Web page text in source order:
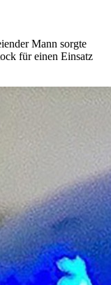
Mann sorgte
für einen Einsatz